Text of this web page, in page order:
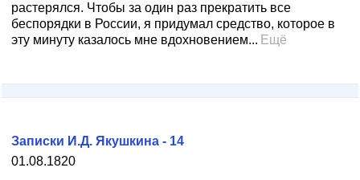
растерялся. Чтобы за один раз прекратить все
беспорядки в России, я придумал средство, которое в
эту минуту казалось мне вдохновением... Ещё
01.08.1820
Записки И.Д. Якушкина - 14